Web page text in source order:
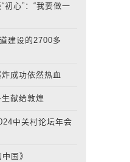
初心”：“我要做一
建设的2700多
成功依然热血
献给敦煌
中关村论坛年会
国》